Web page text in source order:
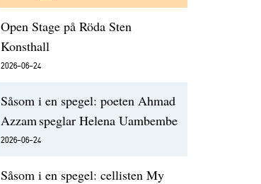
Open Stage på Röda Sten
Konsthall
2026-06-24
Såsom i en spegel: poeten Ahmad
Azzam speglar Helena Uambembe
2026-06-24
Såsom i en spegel: cellisten My